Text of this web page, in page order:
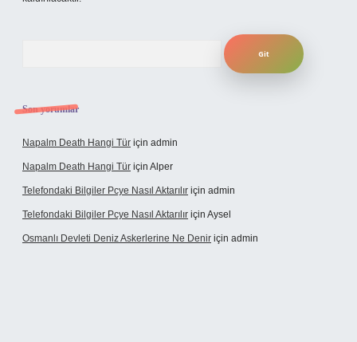
Son yorumlar
Napalm Death Hangi Tür için admin
Napalm Death Hangi Tür için Alper
Telefondaki Bilgiler Pcye Nasıl Aktarılır için admin
Telefondaki Bilgiler Pcye Nasıl Aktarılır için Aysel
Osmanlı Devleti Deniz Askerlerine Ne Denir için admin